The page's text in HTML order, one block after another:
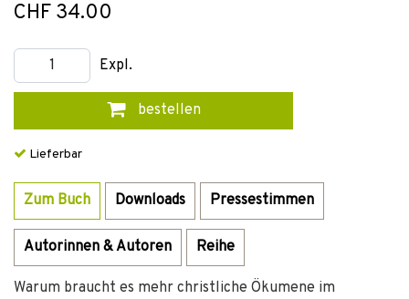
CHF 34.00
Expl.
bestellen
Lieferbar
Zum Buch Downloads Pressestimmen
Autorinnen & Autoren Reihe
Warum braucht es mehr christliche Ökumene im